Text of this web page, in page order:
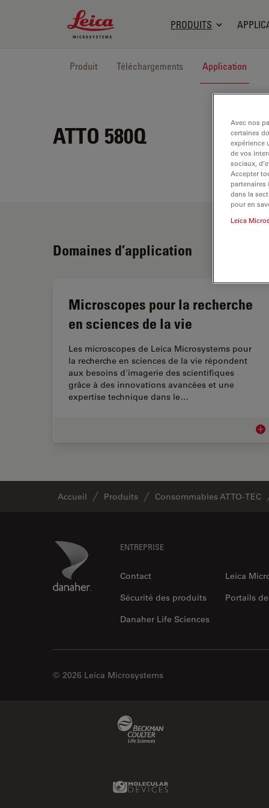
Leica Microsystems Logo
PRODUITS
Produit Téléchargements Application
ATTO 580Q
Domaines d’application
Microscopes pour la recherche
en sciences de la vie
Les microscopes de Leica Microsystems pour
la recherche en sciences de la vie répondent
aux besoins d'imagerie des scientifiques
grâce à des innovations avancées et une
expertise technique dans le…
Accueil Produits Consommables ATTO-TEC
Danaher Logo ENTREPRISE
Contact
Leica
Sécurité des produits
Portails
Danaher Life Sciences
© 2026 Leica Microsystems
Molecular Devices Link
Avec nos
certaines
expérience
de vos
sociaux,
Accepter
partenaires
dans la
pour en
Leica